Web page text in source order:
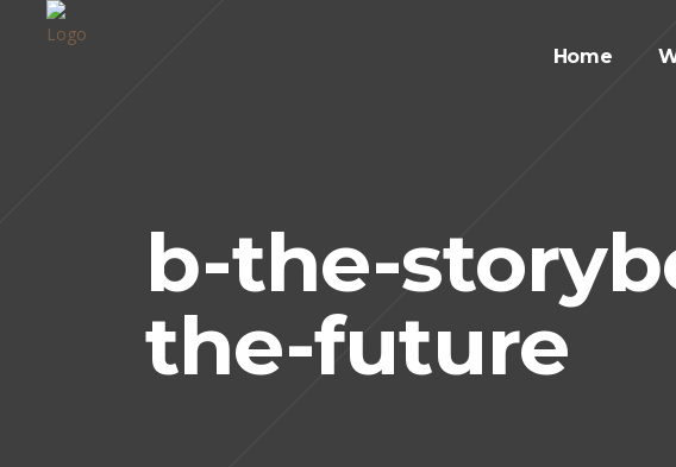
Home
b-the-
the-future